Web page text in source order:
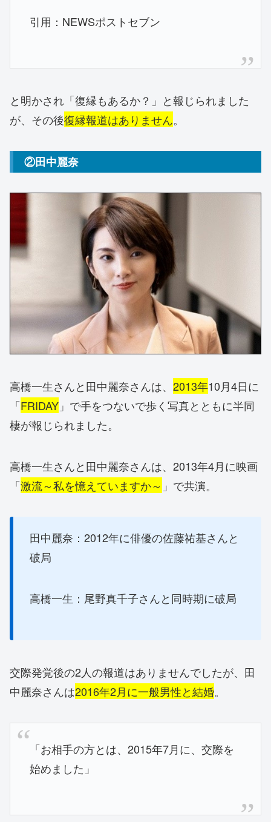
引用：NEWSポストセブン
と明かされ「復縁もあるか？」と報じられました
が、その後復縁報道はありません。
②田中麗奈
高橋一生さんと田中麗奈さんは、 2013年10月4日に
「FRIDAY 」で手をつないで歩く写真とともに半同
棲が報じられました。
高橋一生さんと田中麗奈さんは、2013年4月に映画
「激流～私を憶えていますか～ 」で共演。
田中麗奈：2012年に俳優の佐藤祐基さんと
破局
高橋一生：尾野真千子さんと同時期に破局
交際発覚後の2人の報道はありませんでしたが、田
中麗奈さんは2016年2月に一般男性と結婚。
「お相手の方とは、2015年7月に、交際を
始めました」